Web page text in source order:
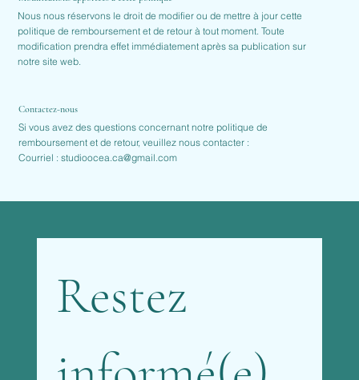
Nous nous réservons le droit de modifier ou de mettre à jour cette
politique de remboursement et de retour à tout moment. Toute
modification prendra effet immédiatement après sa publication sur
notre site web.
Contactez-nous
Si vous avez des questions concernant notre politique de
remboursement et de retour, veuillez nous contacter :
Courriel : studioocea.ca@gmail.com
Restez